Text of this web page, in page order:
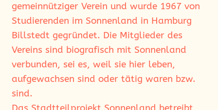
gemeinnütziger Verein und wurde 1967 von
Studierenden im Sonnenland in Hamburg
Billstedt gegründet. Die Mitglieder des
Vereins sind biografisch mit Sonnenland
verbunden, sei es, weil sie hier leben,
aufgewachsen sind oder tätig waren bzw.
sind.